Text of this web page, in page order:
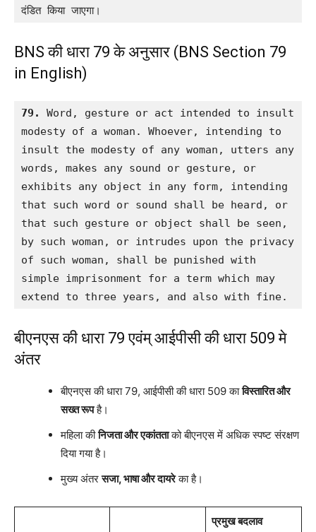
दंडित किया जाएगा।
BNS की धारा 79 के अनुसार (BNS Section 79
in English)
79.
Word, gesture or act intended to insult
modesty of a woman. Whoever, intending to
insult the modesty of any woman, utters any
words, makes any sound or gesture, or
exhibits any object in any form, intending
that such word or sound shall be heard, or
that such gesture or object shall be seen,
by such woman, or intrudes upon the privacy
of such woman, shall be punished with
simple imprisonment for a term which may
extend to three years, and also with fine.
बीएनएस की धारा 79 एवंम् आईपीसी की धारा 509 मे
अंतर
बीएनएस की धारा 79, आईपीसी की धारा 509 काविस्तारित और
सख्त रूपहै।
महिला कीनिजता और एकांतताको बीएनएस में अधिक स्पष्ट संरक्षण
दिया गया है।
मुख्य अंतरसजा, भाषा और दायरेका है।
प्रमुख बदलाव